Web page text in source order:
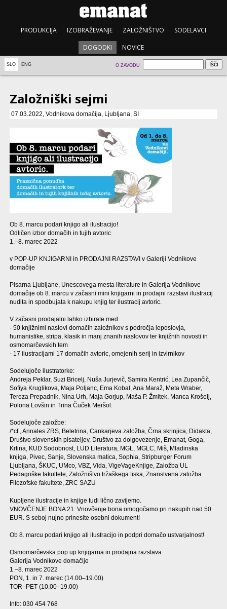
PRODUKCIJA IZOBRAŽEVANJE ZALOŽNIŠTVO SODELAVCI
DOGODKI NOVICE
SLO ENG O ZAVODU
Založniški sejmi
07.03.2022, Vodnikova domačija, Ljubljana, SI
Ob 8. marcu podari knjigo ali ilustracijo!
Odličen izbor domačih in tujih avtoric
1.–8. marec 2022
v POP-UP KNJIGARNI in PRODAJNI RAZSTAVI v Galeriji Vodnikove
domačije
Pisarna Ljubljane, Unescovega mesta literature in Galerija Vodnikove
domačije ob 8. marcu v začasni mini knjigarni in prodajni razstavi ilustracij
nudita in spodbujata k nakupu knjig ter ilustracij avtoric.
V začasni prodajalni lahko izbirate med
- 50 knjižnimi naslovi domačih založnikov s področja leposlovja,
humanistike, stripa, klasik in manj znanih naslovov ter knjižnih novosti in
osmomarčevskih tem
- 17 ilustracijami 17 domačih avtoric, omejenih serij in izvirnikov
Sodelujoče ilustratorke:
Andreja Peklar, Suzi Bricelj, Nuša Jurjevič, Samira Kentrić, Lea Zupančič,
Sofiya Kruglikova, Maja Poljanc, Ema Kobal, Ana Maraž, Meta Wraber,
Tereza Prepadnik, Nina Urh, Maja Gorjup, Maša P. Žmitek, Manca Krošelj,
Polona Lovšin in Trina Čuček Meršol.
Sodelujoče založbe:
/*cf., Annales ZRS, Beletrina, Cankarjeva založba, Črna skrinjica, Didakta,
Društvo slovenskih pisateljev, Društvo za dolgovezenje, Emanat, Goga,
Krtina, KUD Sodobnost, LUD Literatura, MGL, MGLC, Miš, Mladinska
knjiga, Pivec, Sanje, Slovenska matica, Sophia, Stripburger Forum
Ljubljana, ŠKUC, UMco, VBZ, Vida, VigeVageKnjige, Založba UL
Pedagoške fakultete, Založništvo tržaškega tiska, Znanstvena založba
Filozofske fakultete, ZRC SAZU
Kupljene ilustracije in knjige tudi lično zavijemo.
VNOVČENJE BONA 21: Vnovčenje bona omogočamo pri nakupih nad 50
EUR. S seboj nujno prinesite osebni dokument!
Ob 8. marcu podari knjigo ali ilustracijo in podpri domačo ustvarjalnost!
Osmomarčevska pop up knjigarna in prodajna razstava
Galerija Vodnikove domačije
1.–8. marec 2022
PON, 1. in 7. marec (14.00–19.00)
TOR–PET (10.00–19.00)
Info: 030 454 768